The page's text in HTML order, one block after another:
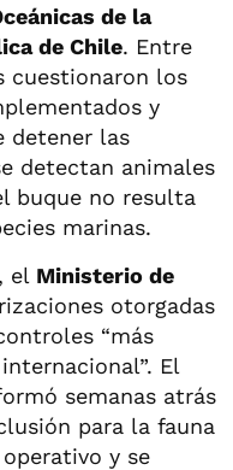
de la
de Chile. Entre
cuestionaron los
y
detener las
detectan animales
buque no resulta
marinas.
el Ministerio de
otorgadas
“más
El
semanas atrás
para la fauna
y se